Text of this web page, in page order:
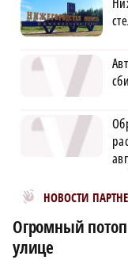
НОВОСТИ
Новости
Огромный потоп
улице